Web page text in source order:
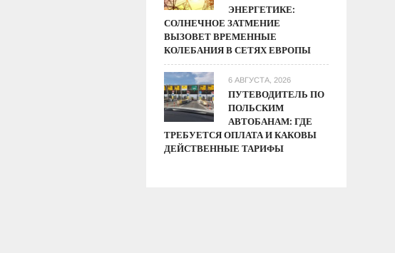
ЭНЕРГЕТИКЕ:
СОЛНЕЧНОЕ ЗАТМЕНИЕ
ВЫЗОВЕТ ВРЕМЕННЫЕ
КОЛЕБАНИЯ В СЕТЯХ ЕВРОПЫ
6 АВГУСТА, 2026
ПУТЕВОДИТЕЛЬ ПО
ПОЛЬСКИМ
АВТОБАНАМ: ГДЕ
ТРЕБУЕТСЯ ОПЛАТА И КАКОВЫ
ДЕЙСТВЕННЫЕ ТАРИФЫ